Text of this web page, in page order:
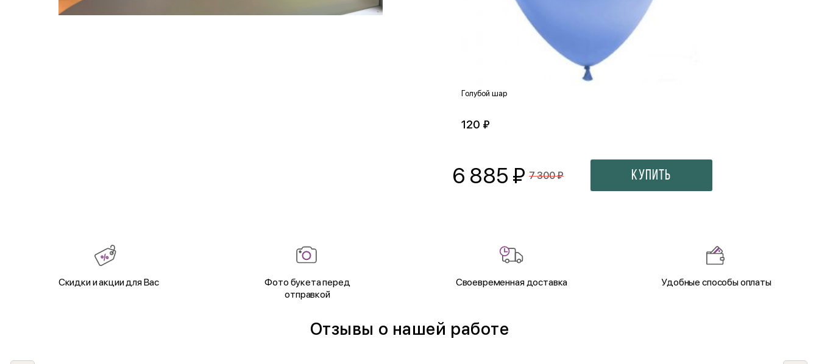
Голубой шар
120 ₽
6 885 ₽ 7 300 ₽ Купить
Скидки и акции для Вас
Фото букета перед
отправкой
Своевременная доставка Удобные способы оплаты
Отзывы о нашей работе